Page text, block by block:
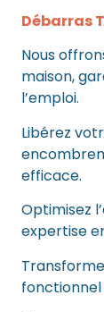
Débarras
Nous
maison,
l’emploi.
Libérez
efficace.
Optimisez
expertise